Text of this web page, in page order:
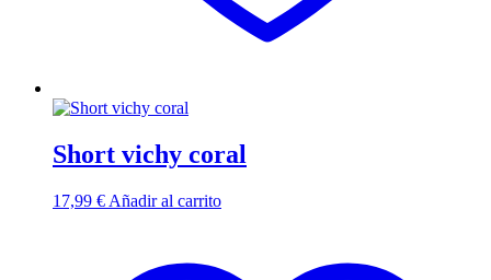
Short vichy coral
17,99 € Añadir al carrito